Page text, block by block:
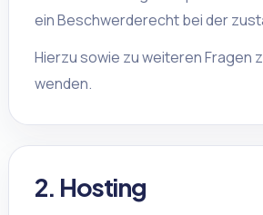
ein Beschwerderecht bei der
Hierzu sowie zu weiteren Fragen
wenden.
2. Hosting